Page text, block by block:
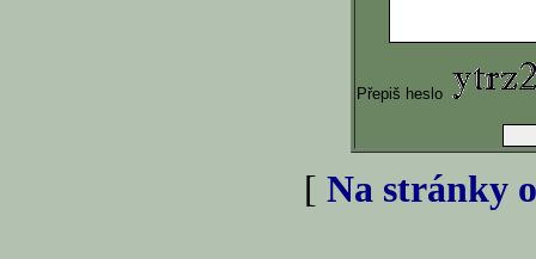
Přepiš heslo
[ Na stránky